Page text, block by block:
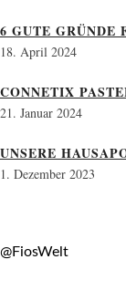
6 GUTE GRÜNDE
18. April 2024
CONNETIX
21. Januar 2024
UNSERE
1. Dezember 2023
@FiosWelt